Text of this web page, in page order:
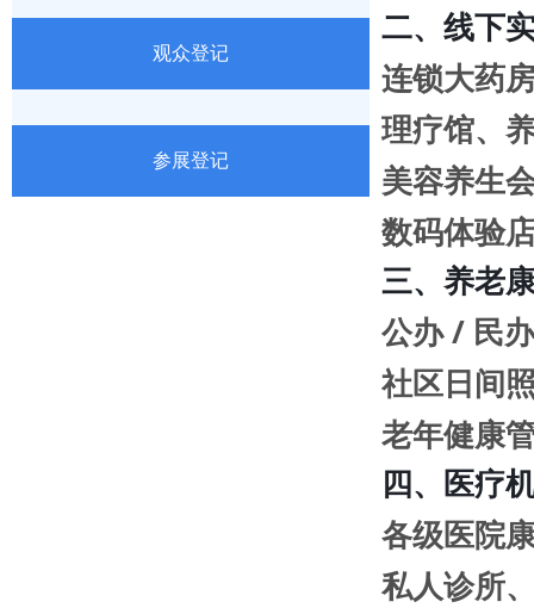
观众登记
参展登记
二、线下
连锁大药
理疗馆、
美容养生
数码体验
三、养老
公办 / 民
社区日间
老年健康
四、医疗
各级医院
私人诊所